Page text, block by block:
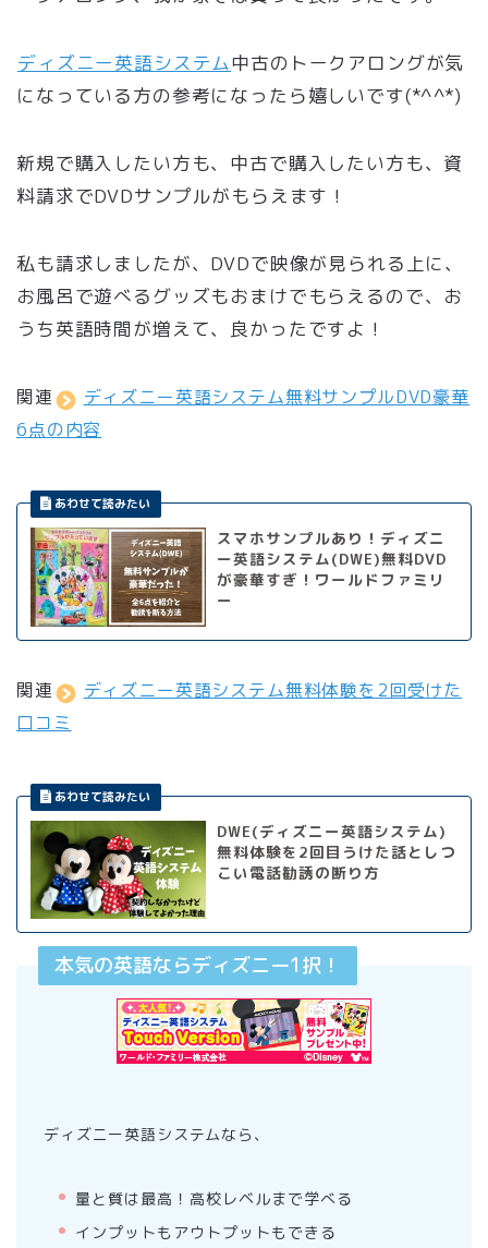
ディズニー英語システム中古のトークアロングが気
になっている方の参考になったら嬉しいです(*^^*)
新規で購入したい方も、中古で購入したい方も、資
料請求でDVDサンプルがもらえます！
私も請求しましたが、DVDで映像が見られる上に、
お風呂で遊べるグッズもおまけでもらえるので、お
うち英語時間が増えて、良かったですよ！
関連
ディズニー英語システム無料サンプルDVD豪華
6点の内容
スマホサンプルあり！ディズニ
ー英語システム(DWE)無料DVD
が豪華すぎ！ワールドファミリ
ー
関連
ディズニー英語システム無料体験を2回受けた
口コミ
DWE(ディズニー英語システム)
無料体験を2回目うけた話としつ
こい電話勧誘の断り方
本気の英語ならディズニー1択！
ディズニー英語システムなら、
量と質は最高！高校レベルまで学べる
インプットもアウトプットもできる